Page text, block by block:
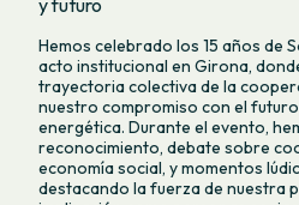
y futuro
Hemos celebrado los 15 años de
acto institucional en Girona,
trayectoria colectiva de la
nuestro compromiso con el
energética. Durante el evento,
reconocimiento, debate sobre
economía social, y momentos
destacando la fuerza de nuestra